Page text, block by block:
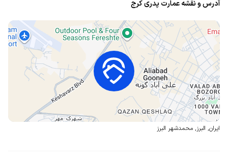
آدرس و نقشه عمارت پدری کرج
ایران, البرز, محمدشهر البرز